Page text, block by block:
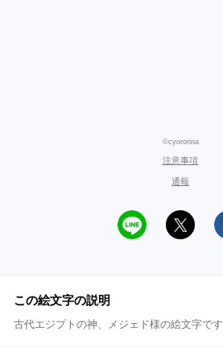
©cyororina
注意事項
通報
この絵文字の説明
古代エジプトの神、メジェド様の絵文字です